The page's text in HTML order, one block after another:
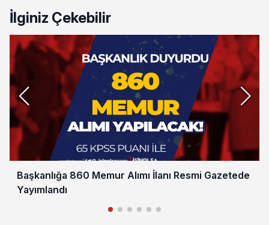
İlginiz Çekebilir
Başkanlığa 860 Memur Alımı İlanı Resmi Gazetede
Yayımlandı